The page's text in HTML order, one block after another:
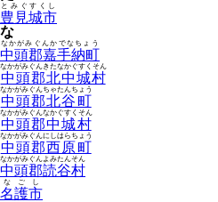
豊見城市
とみぐすくし
な
中頭郡嘉手納町
なかがみぐんかでなちょう
中頭郡北中城村
なかがみぐんきたなかぐすくそん
中頭郡北谷町
なかがみぐんちゃたんちょう
中頭郡中城村
なかがみぐんなかぐすくそん
中頭郡西原町
なかがみぐんにしはらちょう
中頭郡読谷村
なかがみぐんよみたんそん
名護市
なごし